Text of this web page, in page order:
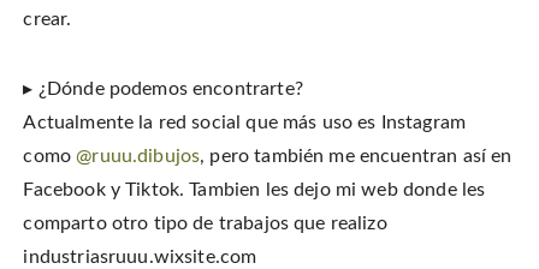
crear.
▸ ¿Dónde podemos encontrarte?
Actualmente la red social que más uso es Instagram
como@ruuu.dibujos, pero también me encuentran así en
Facebook y Tiktok. Tambien les dejo mi web donde les
comparto otro tipo de trabajos que realizo
industriasruuu.wixsite.com